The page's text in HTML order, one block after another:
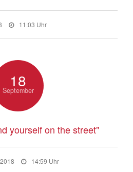
11:03 Uhr
18
September
yourself on the street"
14:59 Uhr